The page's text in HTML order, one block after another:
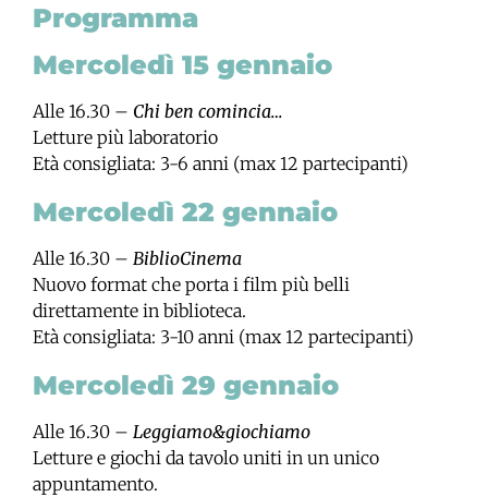
Programma
Mercoledì 15 gennaio
Alle 16.30 – Chi ben comincia…
Letture più laboratorio
Età consigliata: 3-6 anni (max 12 partecipanti)
Mercoledì 22 gennaio
Alle 16.30 – BiblioCinema
Nuovo format che porta i film più belli
direttamente in biblioteca.
Età consigliata: 3-10 anni (max 12 partecipanti)
Mercoledì 29 gennaio
Alle 16.30 – Leggiamo&giochiamo
Letture e giochi da tavolo uniti in un unico
appuntamento.